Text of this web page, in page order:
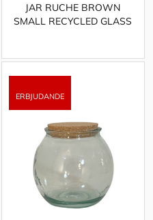
JAR RUCHE BROWN
SMALL RECYCLED GLASS